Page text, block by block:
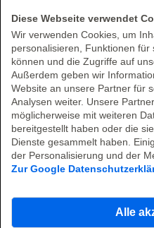
Diese Webseite verwendet
Wir verwenden Cookies, um
personalisieren, Funktionen
können und die Zugriffe auf
Außerdem geben wir
Website an unsere Partner für
Analysen weiter. Unsere
möglicherweise mit weiteren
bereitgestellt haben oder die
Dienste gesammelt haben.
der Personalisierung und der
Zur Google
Alle
Die ALPEGA Group ist
führenden Hersteller
der Komplettlösungen
Transportbedürfnisse
Transport-
Frachtbörsen.
Die neuesten
Videos
Mit unserem
informieren wir
neue
aktuellen IT-
Natürlich
Jetzt